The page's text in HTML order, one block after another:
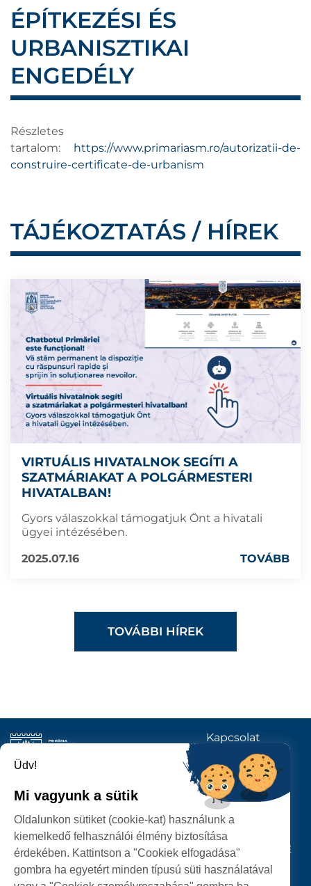
ÉPÍTKEZÉSI ÉS
URBANISZTIKAI
ENGEDÉLY
Részletes
tartalom:
https://www.primariasm.ro/autorizatii-de-
construire-certificate-de-urbanism
TÁJÉKOZTATÁS / HÍREK
VIRTUÁLIS HIVATALNOK SEGÍTI A
SZATMÁRIAKAT A POLGÁRMESTERI
HIVATALBAN!
Gyors válaszokkal támogatjuk Önt a hivatali
ügyei intézésében.
2025.07.16
TOVÁBB
TOVÁBBI HÍREK
SZEMÉLYES ADATOK VÉDELME
SZATMÁRNÉMETI
POLGÁRMESTERI HIVATAL
P-ȚA 25 OCTOMBRIE, NR. 1 CORP M, 440026 SATU MARE
Kapcsolat
KÖVESSENEK
Üdv!
Mi vagyunk a sütik
Oldalunkon sütiket (cookie-kat) használunk a
kiemelkedő felhasználói élmény biztosítása
érdekében. Kattintson a "Cookiek elfogadása"
gombra ha egyetért minden típusú süti használatával